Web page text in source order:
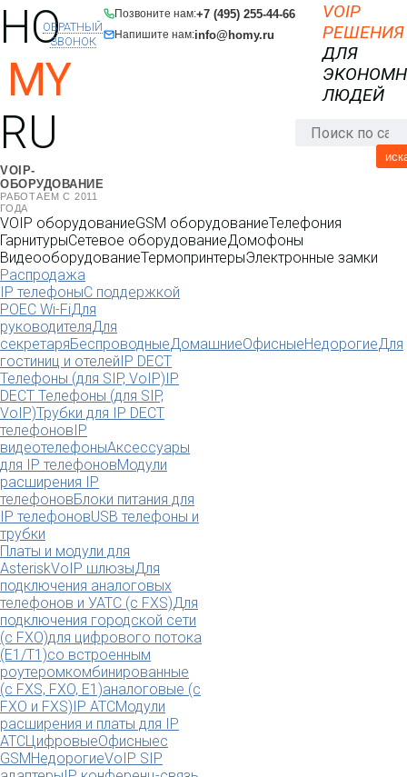
HO
MY
RU
VOIP-
ОБОРУДОВАНИЕ
РАБОТАЕМ С 2011
ГОДА
Позвоните нам:+7 (495) 255-44-66
Напишите нам:info@homy.ru
ОБРАТНЫЙ
ЗВОНОК
VOIP
РЕШЕНИЯ
ДЛЯ
ЛЮДЕЙ
VOIP оборудованиеGSM оборудованиеТелефония
ГарнитурыСетевое оборудованиеДомофоны
ВидеооборудованиеТермопринтерыЭлектронные замки
Распродажа
IP телефоныС поддержкой
POEC Wi-FiДля
руководителяДля
секретаряБеспроводныеДомашниеОфисныеНедорогиеДля
гостиниц и отелейIP DECT
Телефоны (для SIP, VoIP)IP
DECT Телефоны (для SIP,
VoIP)Трубки для IP DECT
телефоновIP
видеотелефоныАксессуары
для IP телефоновМодули
расширения IP
телефоновБлоки питания для
IP телефоновUSB телефоны и
трубки
Платы и модули для
AsteriskVoIP шлюзыДля
подключения аналоговых
телефонов и УАТС (с FXS)Для
подключения городской сети
(с FXO)для цифрового потока
(E1/T1)со встроенным
роутеромкомбинированные
(c FXS, FXO, E1)аналоговые (с
FXO и FXS)IP АТСМодули
расширения и платы для IP
АТСЦифровыеОфисныес
GSMНедорогиеVoIP SIP